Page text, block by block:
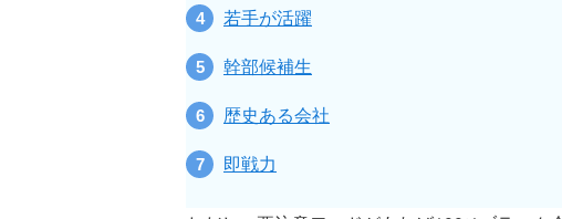
若手が活躍
幹部候補生
歴史ある会社
即戦力